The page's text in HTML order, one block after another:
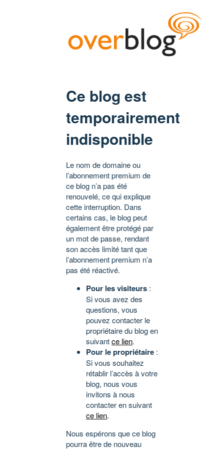
Ce blog est
temporairement
indisponible
Le nom de domaine ou
l’abonnement premium de
ce blog n’a pas été
renouvelé, ce qui explique
cette interruption. Dans
certains cas, le blog peut
également être protégé par
un mot de passe, rendant
son accès limité tant que
l’abonnement premium n’a
pas été réactivé.
Pour les visiteurs :
Si vous avez des
questions, vous
pouvez contacter le
propriétaire du blog en
suivantce lien.
Pour le propriétaire :
Si vous souhaitez
rétablir l’accès à votre
blog, nous vous
invitons à nous
contacter en suivant
ce lien.
Nous espérons que ce blog
pourra être de nouveau